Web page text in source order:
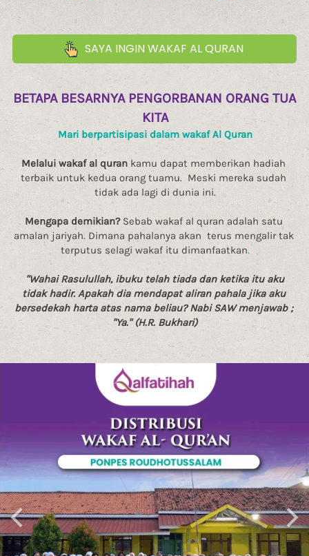
` SAYA INGIN WAKAF AL QURAN
BETAPA BESARNYA PENGORBANAN ORANG TUA
KITA
Mari berpartisipasi dalam wakaf Al Quran
Melalui wakaf al quran kamu dapat memberikan hadiah
terbaik untuk kedua orang tuamu.  Meski mereka sudah
tidak ada lagi di dunia ini.
Mengapa demikian? Sebab wakaf al quran adalah satu
amalan jariyah. Dimana pahalanya akan  terus mengalir tak
terputus selagi wakaf itu dimanfaatkan.
"Wahai Rasulullah, ibuku telah tiada dan ketika itu aku
tidak hadir. Apakah dia mendapat aliran pahala jika aku
bersedekah harta atas nama beliau? Nabi SAW menjawab ;
"Ya." (H.R. Bukhari)